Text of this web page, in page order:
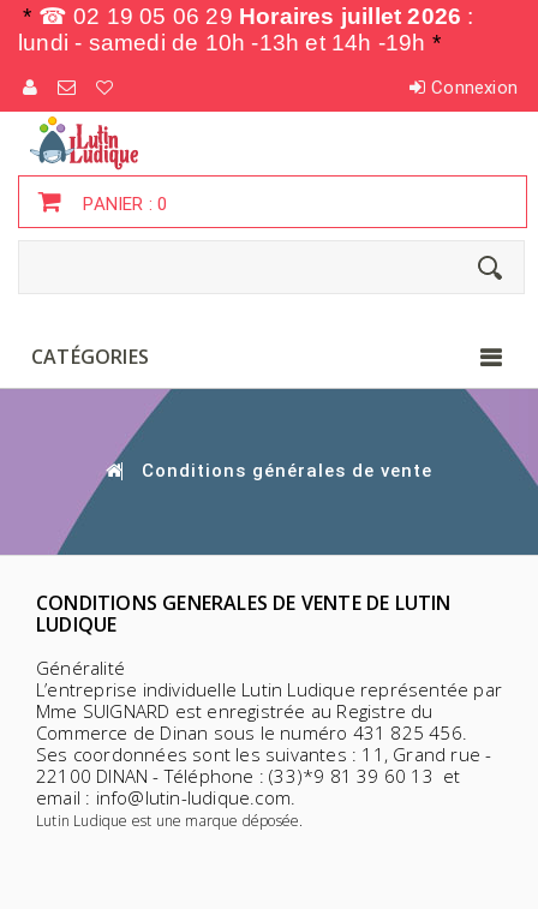
* ☎ 02 19 05 06 29 Horaires juillet 2026 :
lundi - samedi de 10h -13h et 14h -19h *
Connexion
PANIER :0
CATÉGORIES
Conditions générales de vente
CONDITIONS GENERALES DE VENTE DE LUTIN
LUDIQUE
Généralité
L’entreprise individuelle Lutin Ludique représentée par
Mme SUIGNARD est enregistrée au Registre du
Commerce de Dinan sous le numéro 431 825 456.
Ses coordonnées sont les suivantes : 11, Grand rue -
22100 DINAN - Téléphone : (33)*9 81 39 60 13 et
email : info@lutin-ludique.com.
Lutin Ludique est une marque déposée.